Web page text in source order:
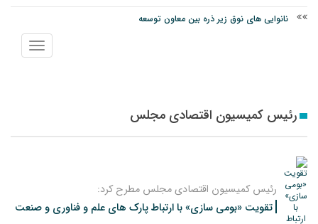
نانوایی های نوق زیر ذره بین معاون توسعه
نمایش
منو
رئیس کمیسیون اقتصادی مجلس
رئیس کمیسیون اقتصادی مجلس مطرح کرد:
تقویت «بومی سازی» با ارتباط پارک های علم و فناوری و صنعت